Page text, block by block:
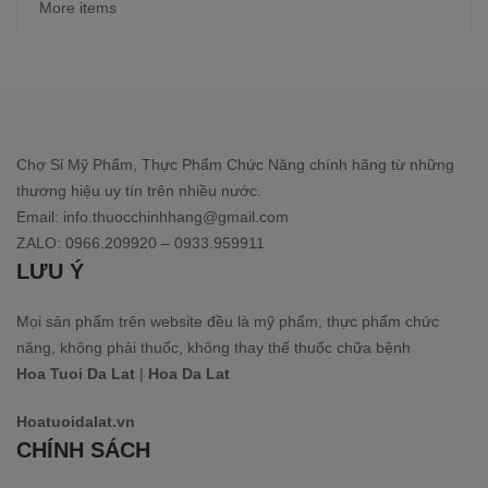
More items
Chợ Sỉ Mỹ Phẩm, Thực Phẩm Chức Năng chính hãng từ những
thương hiệu uy tín trên nhiều nước.
Email: info.thuocchinhhang@gmail.com
ZALO: 0966.209920 – 0933.959911
LƯU Ý
Mọi sản phẩm trên website đều là mỹ phẩm, thực phẩm chức
năng, không phải thuốc, không thay thế thuốc chữa bệnh
Hoa Tuoi Da Lat | Hoa Da Lat
Hoatuoidalat.vn
CHÍNH SÁCH